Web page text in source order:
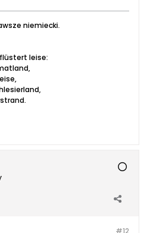
niemiecki.
leise:
#12